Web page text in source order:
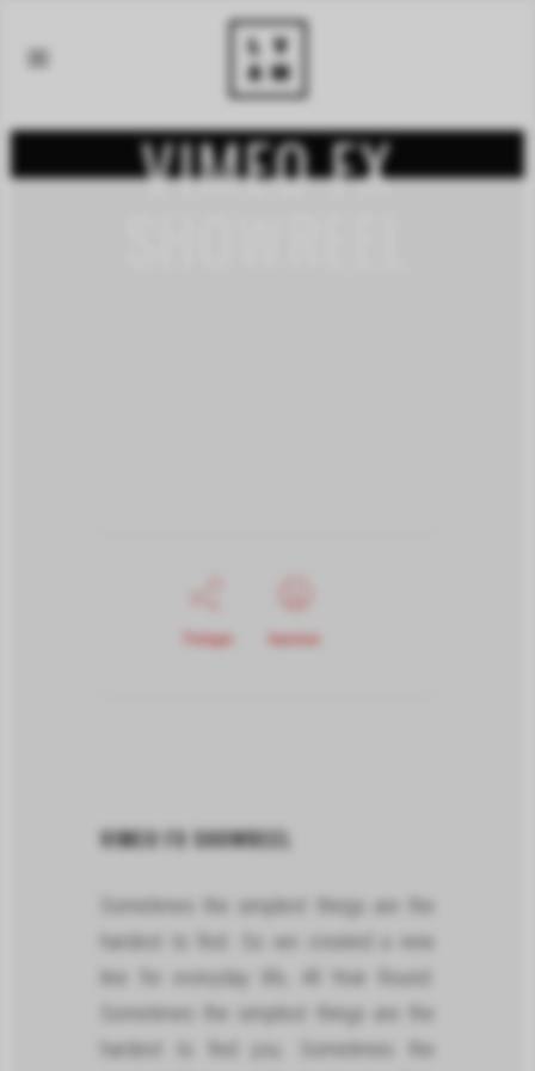
VIMEO FX
Partager Imprimer
VIMEO FX SHOWREEL
Sometimes the simplest things are the
hardest to find. So we created a new
line for everyday life, All Year Round.
Sometimes the simplest things are the
hardest to find you. Sometimes the